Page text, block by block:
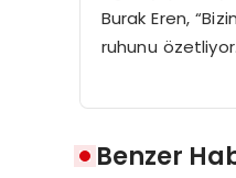
Burak Eren,
ruhunu özetliyor.
Benzer